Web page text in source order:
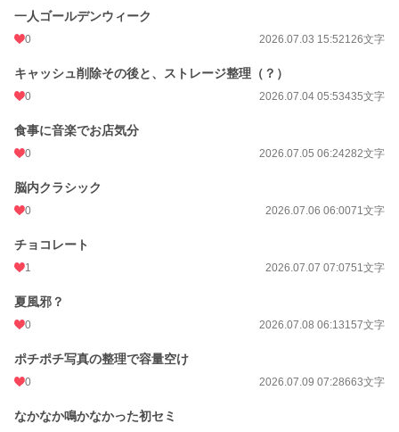
一人ゴールデンウィーク
0 2026.07.03 15:52126文字
キャッシュ削除その後と、ストレージ整理（？）
0 2026.07.04 05:53435文字
食事に音楽でお店気分
0 2026.07.05 06:24282文字
脳内クラシック
0 2026.07.06 06:0071文字
チョコレート
1 2026.07.07 07:0751文字
夏風邪？
0 2026.07.08 06:13157文字
ポチポチ写真の整理で容量空け
0 2026.07.09 07:28663文字
なかなか鳴かなかった初セミ